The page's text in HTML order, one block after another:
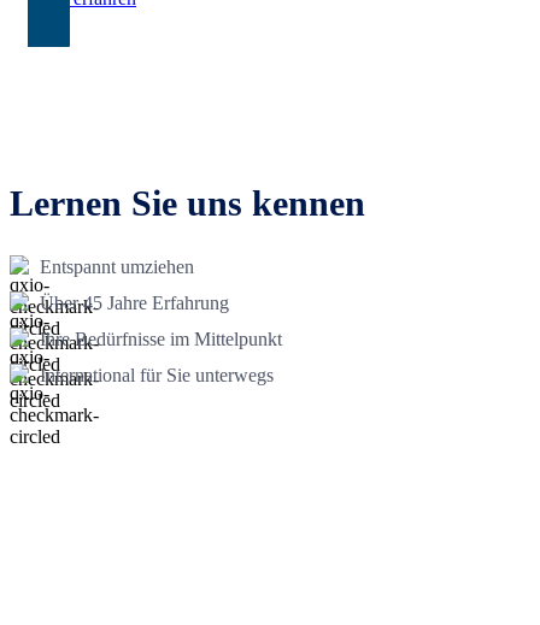
Lernen Sie uns kennen
Entspannt umziehen
Über 45 Jahre Erfahrung
Ihre Bedürfnisse im Mittelpunkt
International für Sie unterwegs